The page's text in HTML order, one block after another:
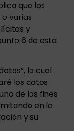
que los
varias
y
6 de esta
lo cual
los datos
de los fines
en lo
y su